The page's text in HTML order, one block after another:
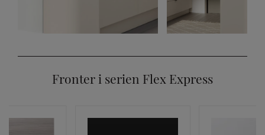
Fronter i serien Flex Express